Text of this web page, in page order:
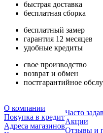
быстрая доставка
бесплатная сборка
бесплатный замер
гарантия 12 месяцев
удобные кредиты
свое производство
возврат и обмен
постгарантийное
О компании
Покупка в кредит
Адреса магазинов
Часто
Акции
Отзывы и